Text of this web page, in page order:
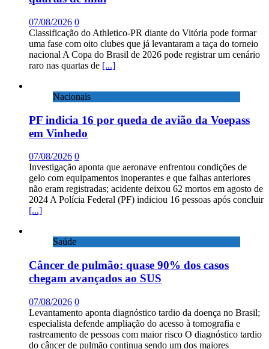
07/08/2026 0
Classificação do Athletico-PR diante do Vitória pode formar
uma fase com oito clubes que já levantaram a taça do torneio
nacional A Copa do Brasil de 2026 pode registrar um cenário
raro nas quartas de [...]
Nacionais
PF indicia 16 por queda de avião da Voepass
em Vinhedo
07/08/2026 0
Investigação aponta que aeronave enfrentou condições de
gelo com equipamentos inoperantes e que falhas anteriores
não eram registradas; acidente deixou 62 mortos em agosto de
2024 A Polícia Federal (PF) indiciou 16 pessoas após concluir
[...]
Saúde
Câncer de pulmão: quase 90% dos casos
chegam avançados ao SUS
07/08/2026 0
Levantamento aponta diagnóstico tardio da doença no Brasil;
especialista defende ampliação do acesso à tomografia e
rastreamento de pessoas com maior risco O diagnóstico tardio
do câncer de pulmão continua sendo um dos maiores